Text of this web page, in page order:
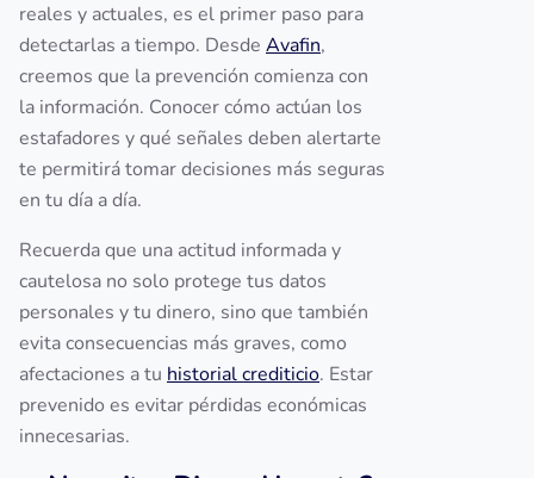
reales y actuales, es el primer paso para
detectarlas a tiempo. Desde Avafin,
creemos que la prevención comienza con
la información. Conocer cómo actúan los
estafadores y qué señales deben alertarte
te permitirá tomar decisiones más seguras
en tu día a día.
Recuerda que una actitud informada y
cautelosa no solo protege tus datos
personales y tu dinero, sino que también
evita consecuencias más graves, como
afectaciones a tu historial crediticio. Estar
prevenido es evitar pérdidas económicas
innecesarias.